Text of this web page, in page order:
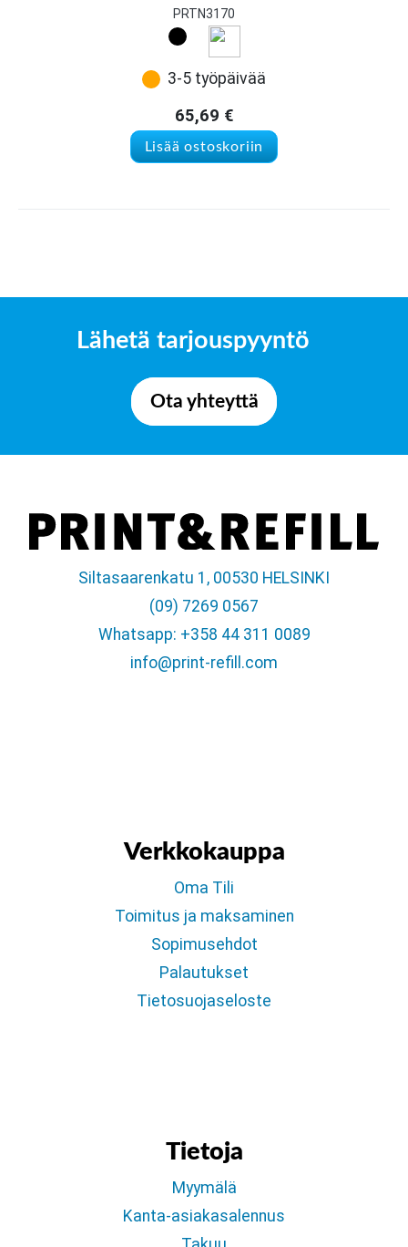
PRTN3170
3-5 työpäivää
65,69 €
Lisää ostoskoriin
Lähetä tarjouspyyntö
Ota yhteyttä
Siltasaarenkatu 1, 00530 HELSINKI
(09) 7269 0567
Whatsapp: +358 44 311 0089
info@print-refill.com
Verkkokauppa
Oma Tili
Toimitus ja maksaminen
Sopimusehdot
Palautukset
Tietosuojaseloste
Tietoja
Myymälä
Kanta-asiakasalennus